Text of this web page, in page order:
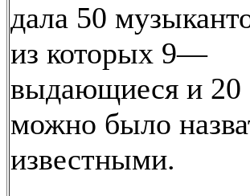
дала 50
из которых 9—
выдающиеся и 20
можно было
известными.